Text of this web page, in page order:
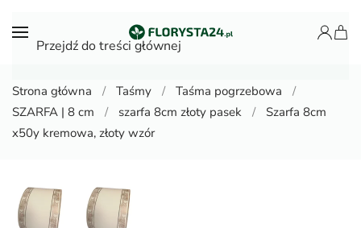
Przejdź do treści głównej
Strona główna Taśmy
Taśma pogrzebowa
SZARFA | 8 cm
szarfa 8cm złoty pasek
Szarfa 8cm
x50y kremowa, złoty wzór